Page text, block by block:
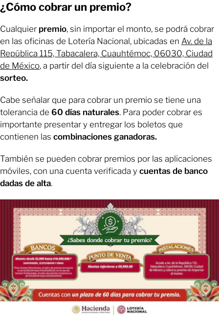
¿Cómo cobrar un premio?
Cualquier premio, sin importar el monto, se podrá cobrar
en las oficinas de Lotería Nacional, ubicadas en Av. de la
República 115, Tabacalera, Cuauhtémoc, 06030, Ciudad
de México, a partir del día siguiente a la celebración del
sorteo.
Cabe señalar que para cobrar un premio se tiene una
tolerancia de 60 días naturales. Para poder cobrar es
importante presentar y entregar los boletos que
contienen las combinaciones ganadoras.
También se pueden cobrar premios por las aplicaciones
móviles, con una cuenta verificada y cuentas de banco
dadas de alta.